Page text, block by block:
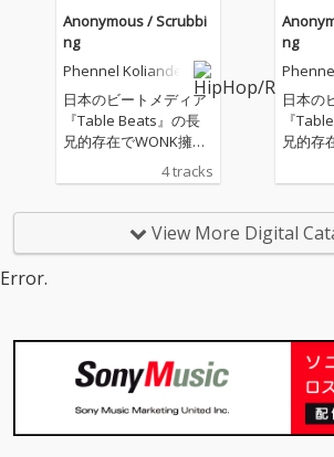
ような彼の制作意欲や
アイデア、そしてセン
スが高純度で表現され
た内容となりあらゆる
ジャンルの音楽やさま
ざまなサウンドサンプ
ルを巧みにレイヤーさ
健在。ひとときたりと
ないスリリングな展開
は何度再生してもフレ
ような
アイデ
スが高
た内容
ジャン
ざまな
ルを巧
健在。
ないス
は何度
Anonymous / Scrubbi
ng
Phennel Koliander
日本のビートメディア
『Table Beats』の長
兄的存在でWONK擁す
るブランドレーベル“E
PISTROPH”に所属する
el kolianderによる2曲
入りの両A面シング
ジナルビート。同チー
ムはこの音源で前人未
到の2年連続という快
挙を成し遂げた。体を
4 tracks
ng
日本の
『
兄的存
るブラ
el
入りの
為に
ジナ
ムは
到の2
挙を成
View More Digital
Error.